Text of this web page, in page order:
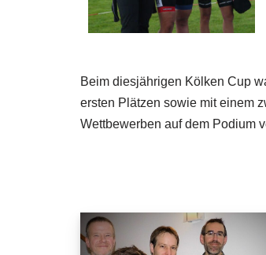
Beim diesjährigen Kölken Cup
ersten Plätzen sowie mit einem
Wettbewerben auf dem Podium